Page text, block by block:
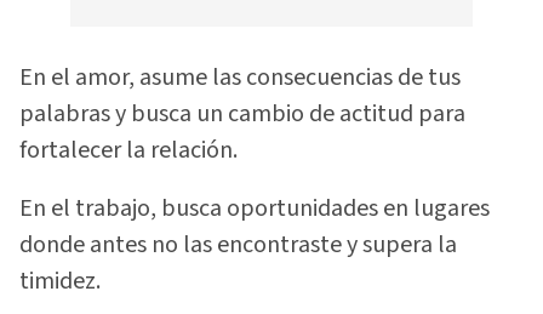
En el amor, asume las consecuencias de tus
palabras y busca un cambio de actitud para
fortalecer la relación.
En el trabajo, busca oportunidades en lugares
donde antes no las encontraste y supera la
timidez.